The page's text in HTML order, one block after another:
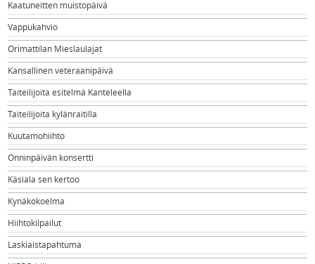
Kaatuneitten muistopäivä
Vappukahvio
Orimattilan Mieslaulajat
Kansallinen veteraanipäivä
Taiteilijoita esitelmä Kanteleella
Taiteilijoita kylänraitilla
Kuutamohiihto
Onninpäivän konsertti
Käsiala sen kertoo
Kynäkokoelma
Hiihtokilpailut
Laskiaistapahtuma